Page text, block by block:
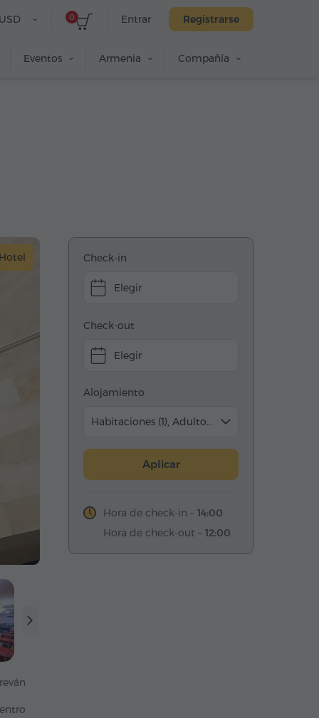
Entrar Registrarse
0
Eventos Armenia Compañía
Check-in
Elegir
Check-out
Elegir
Alojamiento
Habitaciones (1), Adulto (2)
Aplicar
Hora de check-in – 14:00
Hora de check-out – 12:00